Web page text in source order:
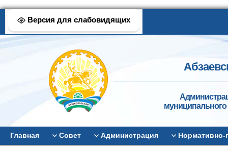
Версия для слабовидящих
муниципального
Главная Совет Администрация